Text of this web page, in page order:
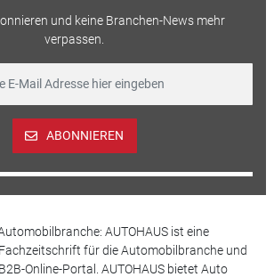
und keine Branchen-News mehr
verpassen.
ABONNIEREN
AUTOHAUS ist eine
für die Automobilbranche und
Online-Portal. AUTOHAUS bietet Auto